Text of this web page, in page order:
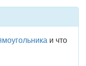
и что